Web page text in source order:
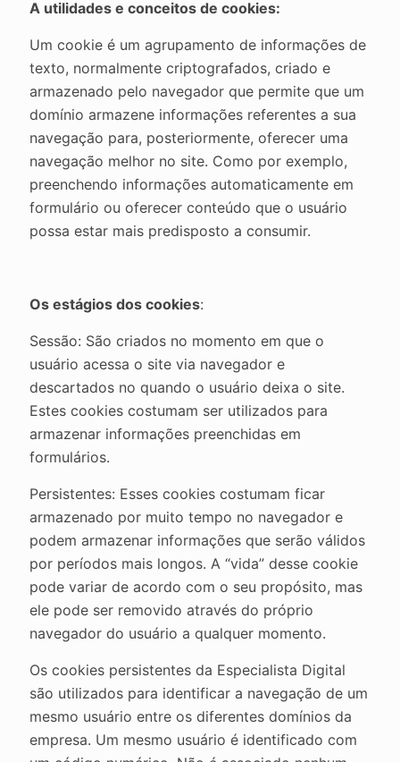
A utilidades e conceitos de cookies:
Um cookie é um agrupamento de informações de
texto, normalmente criptografados, criado e
armazenado pelo navegador que permite que um
domínio armazene informações referentes a sua
navegação para, posteriormente, oferecer uma
navegação melhor no site. Como por exemplo,
preenchendo informações automaticamente em
formulário ou oferecer conteúdo que o usuário
possa estar mais predisposto a consumir.
Os estágios dos cookies:
Sessão: São criados no momento em que o
usuário acessa o site via navegador e
descartados no quando o usuário deixa o site.
Estes cookies costumam ser utilizados para
armazenar informações preenchidas em
formulários.
Persistentes: Esses cookies costumam ficar
armazenado por muito tempo no navegador e
podem armazenar informações que serão válidos
por períodos mais longos. A “vida” desse cookie
pode variar de acordo com o seu propósito, mas
ele pode ser removido através do próprio
navegador do usuário a qualquer momento.
Os cookies persistentes da Especialista Digital
são utilizados para identificar a navegação de um
mesmo usuário entre os diferentes domínios da
empresa. Um mesmo usuário é identificado com